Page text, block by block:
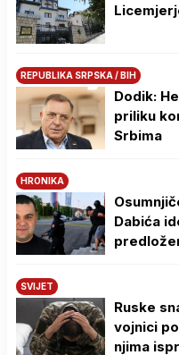
REPUBLIKA SRPSKA / BIH
Dodik:
priliku
Srbima
HRONIKA
Dabića
SVIJET
Ruske
vojnici
njima